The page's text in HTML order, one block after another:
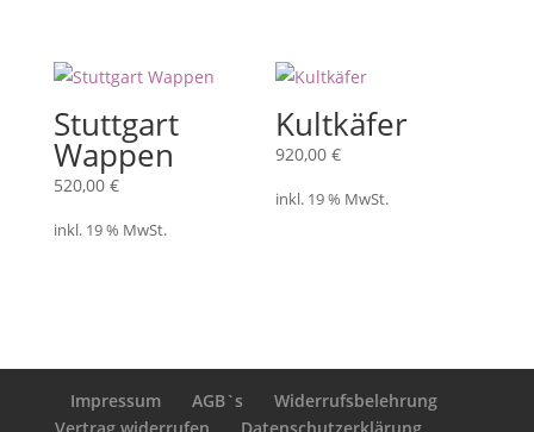
Stuttgart
Wappen
520,00 €
inkl. 19 % MwSt.
Kultkäfer
920,00€
inkl. 19 % MwSt.
Impressum AGB`s
Widerrufsbelehrung